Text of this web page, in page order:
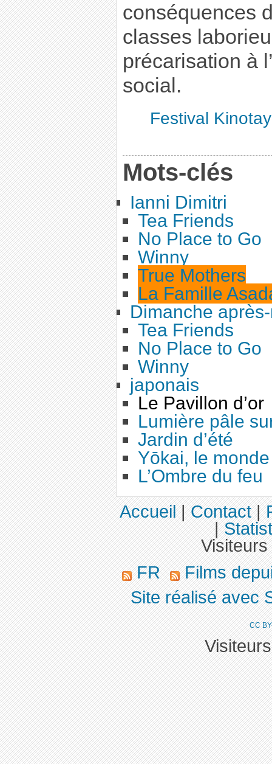
conséquences
classes
précarisation à
social.
Festival
Mots-clés
Ianni Dimitri
Tea Friends
No Place to Go
Winny
True Mothers
La Famille
Dimanche
Tea Friends
No Place to Go
Winny
japonais
Le Pavillon d’or
Lumière pâle
Jardin d’été
Yōkai, le
L’Ombre du feu
Accueil|Contact|
|
FR
Films
Site réalisé avec
CC